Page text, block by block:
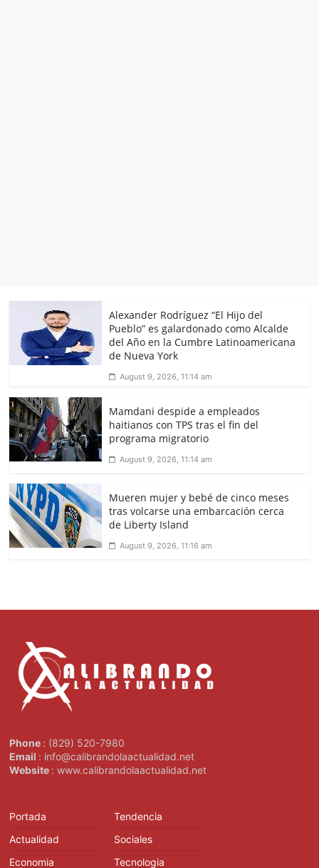
Alexander Rodríguez “El Hijo del
Pueblo” es galardonado como Alcalde
del Año en la Cumbre Latinoamericana
de Nueva York
August 9, 2026, 11:14 am
Mamdani despide a empleados
haitianos con TPS tras el fin del
programa migratorio
August 9, 2026, 11:14 am
Mueren mujer y bebé de cinco meses
tras volcarse una embarcación cerca
de Liberty Island
August 9, 2026, 11:16 am
Phone : (829) 520-7980
Email : info@calibrandolaactualidad.net
Website : www.calibrandolaactualidad.net
Portada
Actualidad
Economia
Tendencia
Sociales
Tecnologia